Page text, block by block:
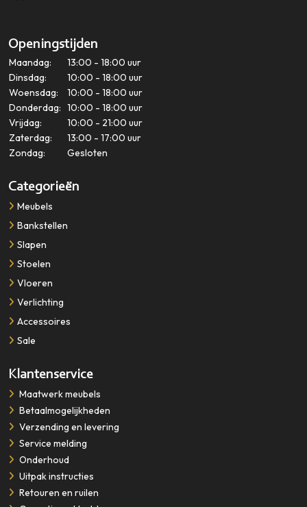
Openingstijden
Maandag:
13:00 - 18:00 uur
Dinsdag:
10:00 - 18:00 uur
Woensdag:
10:00 - 18:00 uur
Donderdag: 10:00 - 18:00 uur
Vrijdag:
10:00 - 21:00 uur
Zaterdag:
13:00 - 17:00 uur
Zondag:
Gesloten
Categorieën
Meubels
Bankstellen
Slapen
Stoelen
Vloeren
Verlichting
Accessoires
Sale
Klantenservice
​​​​​​​Maatwerk meubels
Betaalmogelijkheden
Verzending en levering
Service melding
Onderhoud
Uitpak instructies
Retouren en ruilen